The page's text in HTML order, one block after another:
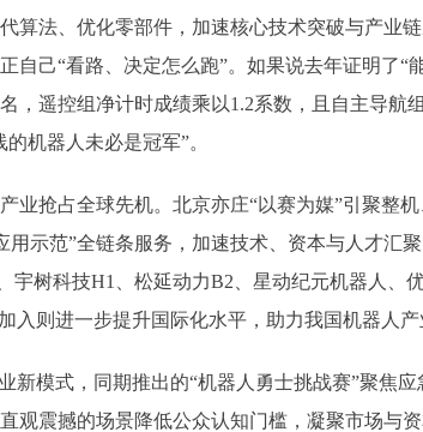
算法、优化零部件，加速核心技术突破与产业
己“看路、决定怎么跑”。如果说去年证明了“
，遥控组净计时成绩乘以1.2系数，且自主导航
机器人未必是冠军”。
抢占全球先机。北京亦庄“以赛为媒”引聚整
示范”全链条服务，加速技术、资本与人才汇
宇树科技H1、松延动力B2、星动纪元机器人、
则进一步提升国际化水平，助力我国机器人产
模式，同期推出的“机器人勇士挑战赛”聚焦
观震撼的场景降低公众认知门槛，凝聚市场与